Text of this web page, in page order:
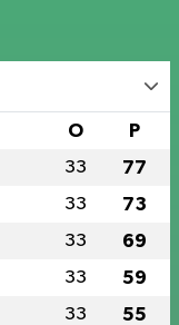
O P
33 77
33 73
33 69
33 59
33 55